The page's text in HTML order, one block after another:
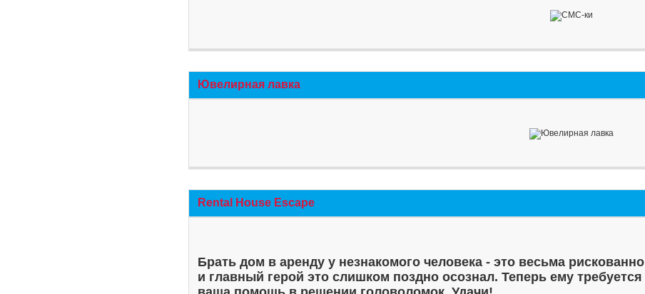
Ювелирная лавка
Rental House Escape
Брать дом в аренду у незнакомого человека - это весьма рискованно
и главный герой это слишком поздно осознал. Теперь ему требуется